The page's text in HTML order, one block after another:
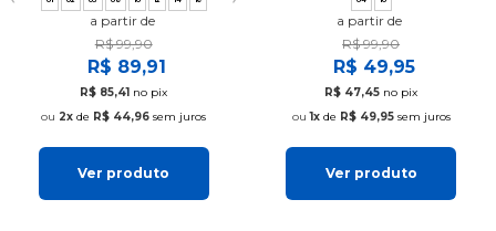
a partir de
R$ 99,90
R$ 89,91
R$ 85,41 no pix
2x de R$ 44,96 sem juros
Ver produto
a partir de
R$ 99,90
R$ 49,95
R$ 47,45 no pix
1xde R$ 49,95sem juros
Ver produto